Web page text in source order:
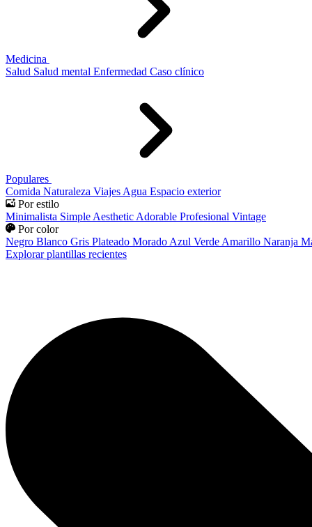
Medicina
Salud Salud mental Enfermedad Caso clínico
Populares
Comida Naturaleza Viajes Agua Espacio exterior
Por estilo
Minimalista Simple Aesthetic Adorable Profesional Vintage
Por color
Negro Blanco Gris Plateado Morado Azul Verde Amarillo Naranja
Explorar plantillas recientes